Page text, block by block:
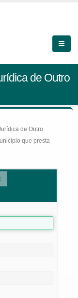
de Outro
de Outro
que presta